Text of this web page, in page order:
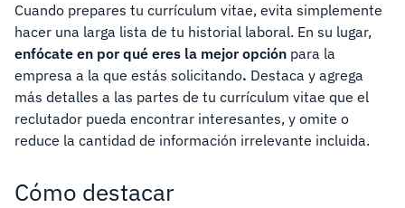
Cuando prepares tu currículum vitae, evita simplemente
hacer una larga lista de tu historial laboral. En su lugar,
enfócate en por qué eres la mejor opción para la
empresa a la que estás solicitando. Destaca y agrega
más detalles a las partes de tu currículum vitae que el
reclutador pueda encontrar interesantes, y omite o
reduce la cantidad de información irrelevante incluida.
Cómo destacar